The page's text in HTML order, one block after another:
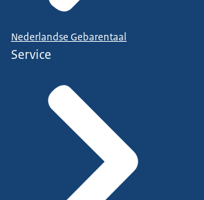
Nederlandse Gebarentaal
Service